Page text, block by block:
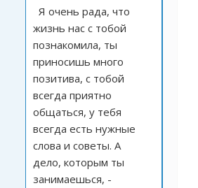
Я очень рада, что
жизнь нас с тобой
познакомила, ты
приносишь много
позитива, с тобой
всегда приятно
общаться, у тебя
всегда есть нужные
слова и советы. А
дело, которым ты
занимаешься, -